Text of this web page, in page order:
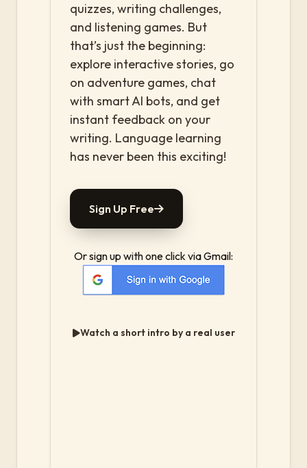
quizzes, writing challenges,
and listening games. But
that’s just the beginning:
explore interactive stories, go
on adventure games, chat
with smart AI bots, and get
instant feedback on your
writing. Language learning
has never been this exciting!
Sign Up Free
Or sign up with one click via Gmail:
Watch a short intro by a real user